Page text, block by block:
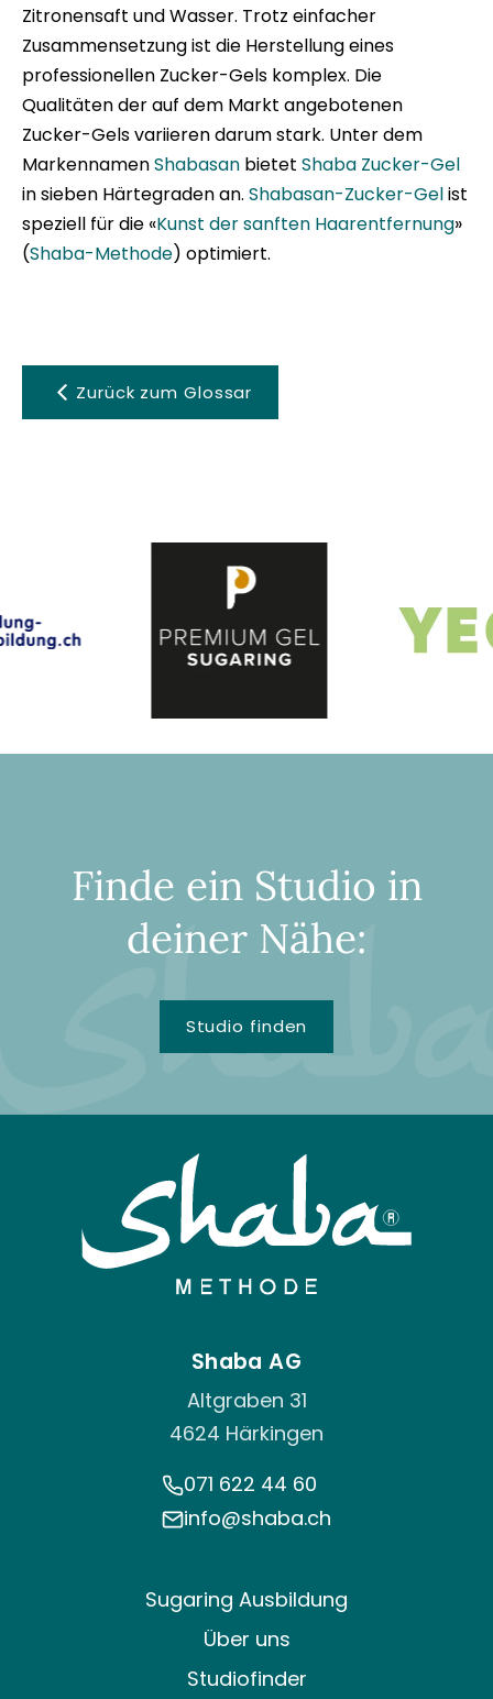
Zitronensaft und Wasser. Trotz einfacher
Zusammensetzung ist die Herstellung eines
professionellen Zucker-Gels komplex. Die
Qualitäten der auf dem Markt angebotenen
Zucker-Gels variieren darum stark. Unter dem
MarkennamenShabasan bietet Shaba Zucker-Gel
in sieben Härtegraden an. Shabasan-Zucker-Gelist
speziell für die «Kunst der sanften Haarentfernung»
(Shaba-Methode) optimiert.
Zurück zum Glossar
Finde ein Studio in
deiner Nähe:
Studio finden
Shaba AG
Altgraben 31
4624 Härkingen
071 622 44 60
info@shaba.ch
Sugaring Ausbildung
Über uns
Studiofinder